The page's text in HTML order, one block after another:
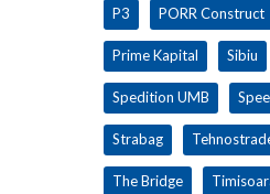
P3 PORR Construct
Prime Kapital Sibiu
Spedition UMB
Strabag
The Bridge